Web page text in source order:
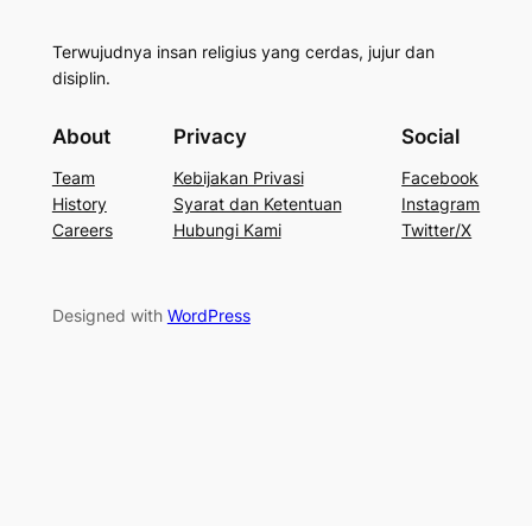
Terwujudnya insan religius yang cerdas, jujur dan
disiplin.
About
Team
History
Careers
Privacy
Kebijakan Privasi
Syarat dan Ketentuan
Hubungi Kami
Social
Facebook
Instagram
Twitter/X
Designed with WordPress